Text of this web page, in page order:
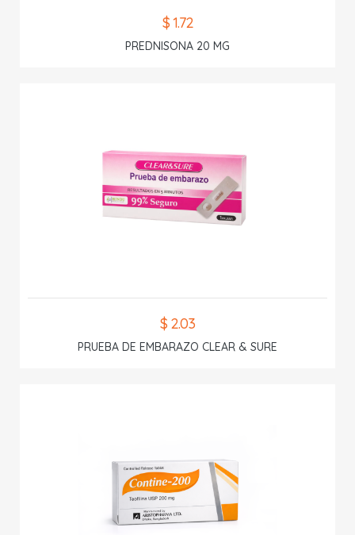
$ 1.72
PREDNISONA 20 MG
$ 2.03
PRUEBA DE EMBARAZO CLEAR & SURE